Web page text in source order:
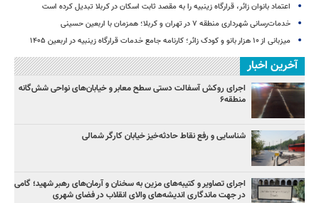
اعتماد بانوان زائر، قرارگاه زینبیه را به مقصد ثابت اسکان در کربلا تبدیل کرده است
خدمات‌رسانی شهرداری منطقه ۷ در تهران و کربلا؛ همزمان با اربعین حسینی
میزبانی از ۱۰ هزار بانو و کودک زائر؛ کارنامه جامع خدمات قرارگاه زینبیه در اربعین ۱۴۰۵
آخرین اخبار
اجرای روکش آسفالت دستی سطح معابر و خیابان‌های نواحی شش‌گانه
منطقه۶
شناسایی و رفع نقاط حادثه‌خیز خیابان کارگر شمالی
اجرای تصاویر و کتیبه‌های مزین به سخنان و آرمان‌های رهبر شهید؛ گامی
در جهت ماندگاری اندیشه‌های والای انقلاب در فضای شهری